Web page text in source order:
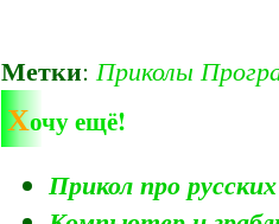
Метки: Приколы
Хочу ещё!
Прикол про